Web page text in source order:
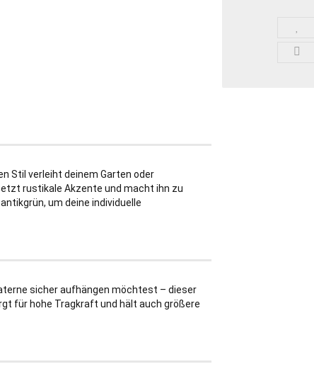
Stil verleiht deinem Garten oder
rustikale Akzente und macht ihn zu
um deine individuelle
sicher aufhängen möchtest – dieser
für hohe Tragkraft und hält auch größere